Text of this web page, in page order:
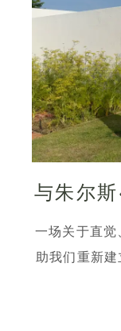
与朱尔
一场关于直觉
助我们重新